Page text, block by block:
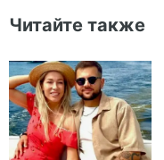
Читайте также